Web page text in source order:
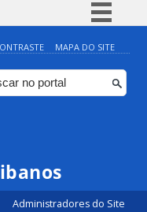
Simplifique!
Comunica BR
Participe
Canais
MAPA DO SITE
Administradores do Site